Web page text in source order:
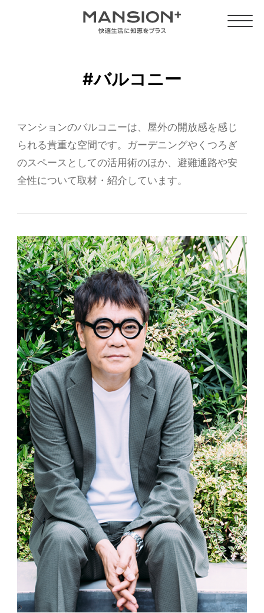
#バルコニー
マンションのバルコニーは、屋外の開放感を感じ
られる貴重な空間です。ガーデニングやくつろぎ
のスペースとしての活用術のほか、避難通路や安
全性について取材・紹介しています。